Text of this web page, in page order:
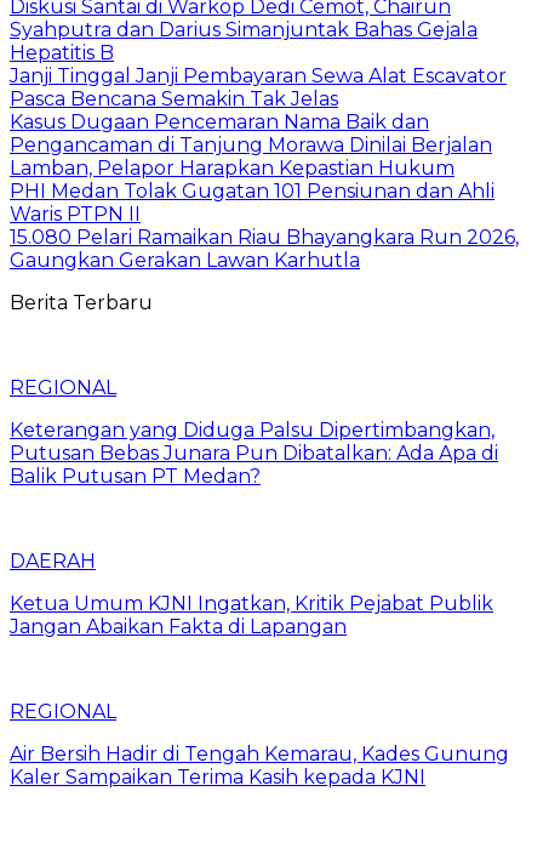
Diskusi Santai di Warkop Dedi Cemot, Chairun
Syahputra dan Darius Simanjuntak Bahas Gejala
Hepatitis B
Janji Tinggal Janji Pembayaran Sewa Alat Escavator
Pasca Bencana Semakin Tak Jelas
Kasus Dugaan Pencemaran Nama Baik dan
Pengancaman di Tanjung Morawa Dinilai Berjalan
Lamban, Pelapor Harapkan Kepastian Hukum
PHI Medan Tolak Gugatan 101 Pensiunan dan Ahli
Waris PTPN II
15.080 Pelari Ramaikan Riau Bhayangkara Run 2026,
Gaungkan Gerakan Lawan Karhutla
Berita Terbaru
REGIONAL
Keterangan yang Diduga Palsu Dipertimbangkan,
Putusan Bebas Junara Pun Dibatalkan: Ada Apa di
Balik Putusan PT Medan?
DAERAH
Ketua Umum KJNI Ingatkan, Kritik Pejabat Publik
Jangan Abaikan Fakta di Lapangan
REGIONAL
Air Bersih Hadir di Tengah Kemarau, Kades Gunung
Kaler Sampaikan Terima Kasih kepada KJNI